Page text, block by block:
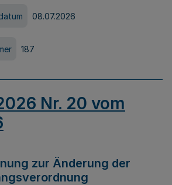
08.07.2026
187
Nr. 20 vom
zur Änderung der